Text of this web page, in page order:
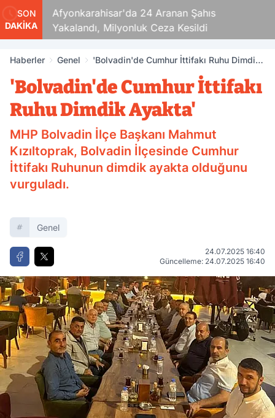
SON
DAKİKA
Afyonkarahisar'da 24 Aranan Şahıs
Yakalandı, Milyonluk Ceza Kesildi
Haberler Genel
'Bolvadin'de Cumhur İttifakı Ruhu Dimdik
'Bolvadin'de Cumhur İttifakı
Ruhu Dimdik Ayakta'
MHP Bolvadin İlçe Başkanı Mahmut
Kızıltoprak, Bolvadin İlçesinde Cumhur
İttifakı Ruhunun dimdik ayakta olduğunu
vurguladı.
Genel
24.07.2025 16:40
Güncelleme: 24.07.2025 16:40